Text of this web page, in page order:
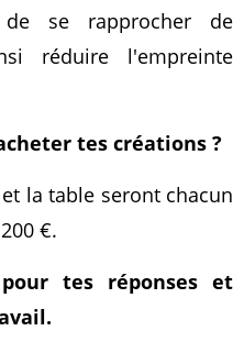
se rapprocher de
réduire l'empreinte
tes créations ?
la table seront chacun
€.
tes réponses et